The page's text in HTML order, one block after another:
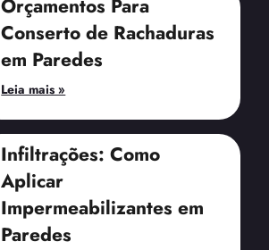
Orçamentos Para
Conserto de Rachaduras
em Paredes
Leia mais »
Infiltrações: Como
Aplicar
Impermeabilizantes em
Paredes